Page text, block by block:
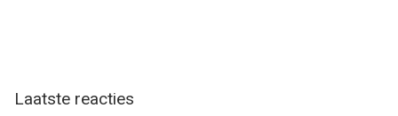
Laatste reacties